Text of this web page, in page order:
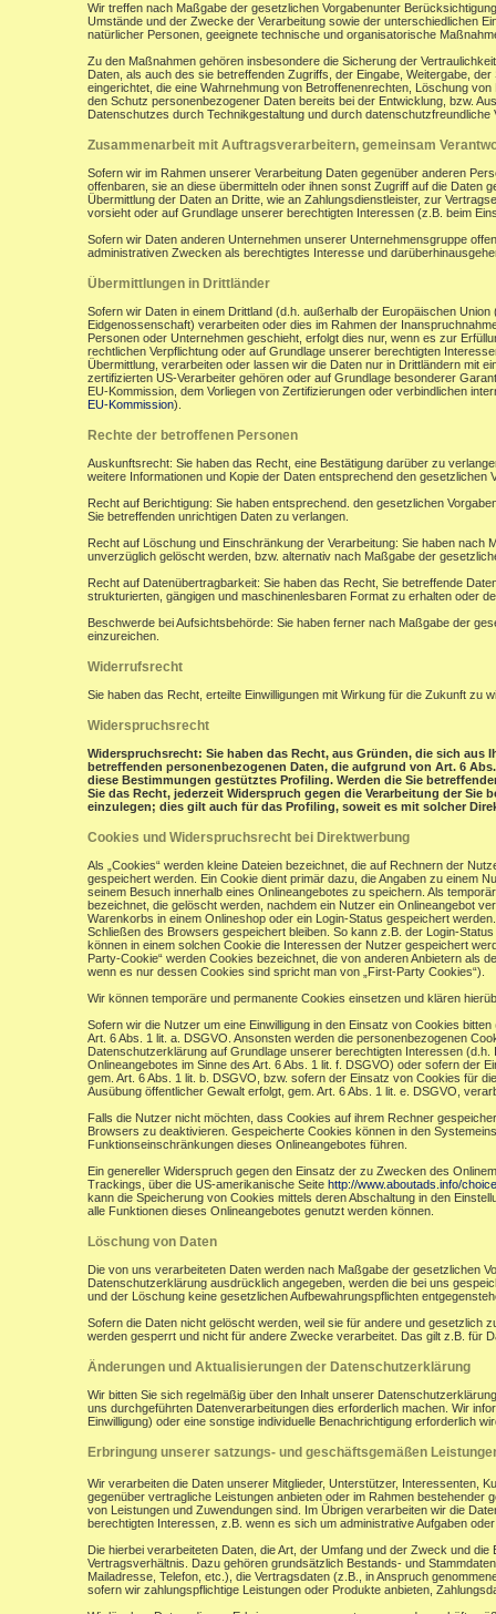
Wir treffen nach Maßgabe der gesetzlichen Vorgabenunter
Umstände und der Zwecke der Verarbeitung sowie der unterschiedlichen
natürlicher Personen, geeignete technische und organisatorische
Zu den Maßnahmen gehören insbesondere die Sicherung der
Daten, als auch des sie betreffenden Zugriffs, der Eingabe, Weitergabe,
eingerichtet, die eine Wahrnehmung von Betroffenenrechten, Löschung
den Schutz personenbezogener Daten bereits bei der Entwicklung, bzw.
Datenschutzes durch Technikgestaltung und durch datenschutzfreundliche
Zusammenarbeit mit Auftragsverarbeitern, gemeinsam
Sofern wir im Rahmen unserer Verarbeitung Daten gegenüber anderen
offenbaren, sie an diese übermitteln oder ihnen sonst Zugriff auf die Daten
Übermittlung der Daten an Dritte, wie an Zahlungsdienstleister, zur
vorsieht oder auf Grundlage unserer berechtigten Interessen (z.B. beim
Sofern wir Daten anderen Unternehmen unserer Unternehmensgruppe
administrativen Zwecken als berechtigtes Interesse und
Übermittlungen in Drittländer
Sofern wir Daten in einem Drittland (d.h. außerhalb der Europäischen
Eidgenossenschaft) verarbeiten oder dies im Rahmen der
Personen oder Unternehmen geschieht, erfolgt dies nur, wenn es zur
rechtlichen Verpflichtung oder auf Grundlage unserer berechtigten
Übermittlung, verarbeiten oder lassen wir die Daten nur in Drittländern mit
zertifizierten US-Verarbeiter gehören oder auf Grundlage besonderer
EU-Kommission, dem Vorliegen von Zertifizierungen oder verbindlichen
EU-Kommission).
Rechte der betroffenen Personen
Auskunftsrecht: Sie haben das Recht, eine Bestätigung darüber zu
weitere Informationen und Kopie der Daten entsprechend den gesetzlichen
Recht auf Berichtigung: Sie haben entsprechend. den gesetzlichen
Sie betreffenden unrichtigen Daten zu verlangen.
Recht auf Löschung und Einschränkung der Verarbeitung: Sie haben
unverzüglich gelöscht werden, bzw. alternativ nach Maßgabe der
Recht auf Datenübertragbarkeit: Sie haben das Recht, Sie betreffende
strukturierten, gängigen und maschinenlesbaren Format zu erhalten oder
Beschwerde bei Aufsichtsbehörde: Sie haben ferner nach Maßgabe der
einzureichen.
Widerrufsrecht
Sie haben das Recht, erteilte Einwilligungen mit Wirkung für die Zukunft zu
Widerspruchsrecht
Widerspruchsrecht: Sie haben das Recht, aus Gründen, die sich aus
betreffenden personenbezogenen Daten, die aufgrund von Art. 6
diese Bestimmungen gestütztes Profiling. Werden die Sie
Sie das Recht, jederzeit Widerspruch gegen die Verarbeitung der
einzulegen; dies gilt auch für das Profiling, soweit es mit solcher
Cookies und Widerspruchsrecht bei Direktwerbung
Als „Cookies“ werden kleine Dateien bezeichnet, die auf Rechnern der
gespeichert werden. Ein Cookie dient primär dazu, die Angaben zu einem
seinem Besuch innerhalb eines Onlineangebotes zu speichern. Als
bezeichnet, die gelöscht werden, nachdem ein Nutzer ein Onlineangebot
Warenkorbs in einem Onlineshop oder ein Login-Status gespeichert
Schließen des Browsers gespeichert bleiben. So kann z.B. der Login-
können in einem solchen Cookie die Interessen der Nutzer gespeichert
Party-Cookie“ werden Cookies bezeichnet, die von anderen Anbietern als
wenn es nur dessen Cookies sind spricht man von „First-Party Cookies“).
Wir können temporäre und permanente Cookies einsetzen und klären
Sofern wir die Nutzer um eine Einwilligung in den Einsatz von Cookies
Art. 6 Abs. 1 lit. a. DSGVO. Ansonsten werden die personenbezogenen
Datenschutzerklärung auf Grundlage unserer berechtigten Interessen
Onlineangebotes im Sinne des Art. 6 Abs. 1 lit. f. DSGVO) oder sofern der
gem. Art. 6 Abs. 1 lit. b. DSGVO, bzw. sofern der Einsatz von Cookies für
Ausübung öffentlicher Gewalt erfolgt, gem. Art. 6 Abs. 1 lit. e. DSGVO,
Falls die Nutzer nicht möchten, dass Cookies auf ihrem Rechner
Browsers zu deaktivieren. Gespeicherte Cookies können in den
Funktionseinschränkungen dieses Onlineangebotes führen.
Ein genereller Widerspruch gegen den Einsatz der zu Zwecken des
Trackings, über die US-amerikanische Seite http://www.aboutads.info/
kann die Speicherung von Cookies mittels deren Abschaltung in den
alle Funktionen dieses Onlineangebotes genutzt werden können.
Löschung von Daten
Die von uns verarbeiteten Daten werden nach Maßgabe der gesetzlichen
Datenschutzerklärung ausdrücklich angegeben, werden die bei uns
und der Löschung keine gesetzlichen Aufbewahrungspflichten
Sofern die Daten nicht gelöscht werden, weil sie für andere und gesetzlich
werden gesperrt und nicht für andere Zwecke verarbeitet. Das gilt z.B. für
Änderungen und Aktualisierungen der Datenschutzerklärung
Wir bitten Sie sich regelmäßig über den Inhalt unserer
uns durchgeführten Datenverarbeitungen dies erforderlich machen. Wir
Einwilligung) oder eine sonstige individuelle Benachrichtigung erforderlich
Erbringung unserer satzungs- und geschäftsgemäßen
Wir verarbeiten die Daten unserer Mitglieder, Unterstützer, Interessenten,
gegenüber vertragliche Leistungen anbieten oder im Rahmen
von Leistungen und Zuwendungen sind. Im Übrigen verarbeiten wir die
berechtigten Interessen, z.B. wenn es sich um administrative Aufgaben
Die hierbei verarbeiteten Daten, die Art, der Umfang und der Zweck und
Vertragsverhältnis. Dazu gehören grundsätzlich Bestands- und
Mailadresse, Telefon, etc.), die Vertragsdaten (z.B., in Anspruch
sofern wir zahlungspflichtige Leistungen oder Produkte anbieten,